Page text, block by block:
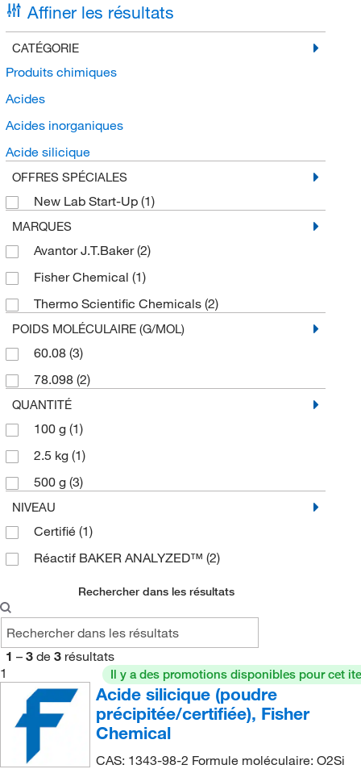
Affiner les résultats
CATÉGORIE
Produits chimiques
Acides
Acides inorganiques
Acide silicique
OFFRES SPÉCIALES
New Lab Start-Up (1)
MARQUES
Avantor J.T.Baker(2)
Fisher Chemical (1)
Thermo Scientific Chemicals (2)
POIDS MOLÉCULAIRE (G/MOL)
60.08 (3)
78.098 (2)
QUANTITÉ
100 g (1)
2.5 kg (1)
500 g (3)
NIVEAU
Certifié (1)
Réactif BAKER ANALYZED™ (2)
Rechercher dans les résultats
1 – 3 de 3 résultats
1
Il y a des promotions disponibles pour cet
Acide silicique (poudre
précipitée/certifiée), Fisher
Chemical
CAS: 1343-98-2 Formule moléculaire: O2Si